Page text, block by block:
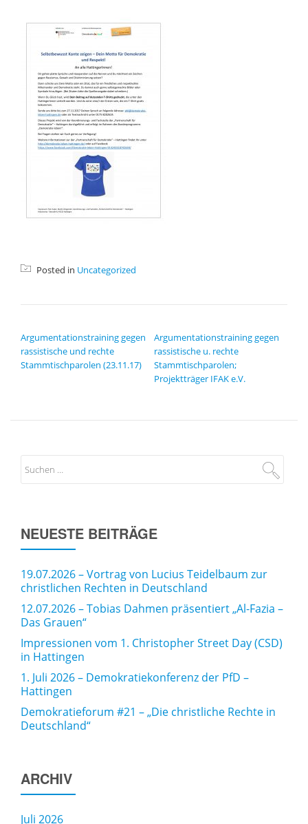
Posted in Uncategorized
Argumentationstraining gegen
rassistische und rechte
Stammtischparolen (23.11.17)
Argumentationstraining gegen
rassistische u. rechte
Stammtischparolen;
Projektträger IFAK e.V.
NEUESTE BEITRÄGE
19.07.2026 – Vortrag von Lucius Teidelbaum zur
christlichen Rechten in Deutschland
12.07.2026 – Tobias Dahmen präsentiert „Al-Fazia –
Das Grauen“
Impressionen vom 1. Christopher Street Day (CSD)
in Hattingen
1. Juli 2026 – Demokratiekonferenz der PfD –
Hattingen
Demokratieforum #21 – „Die christliche Rechte in
Deutschland“
ARCHIV
Juli 2026